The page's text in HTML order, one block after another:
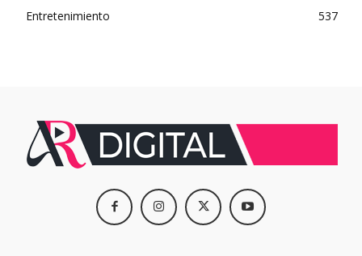
Entretenimiento
537